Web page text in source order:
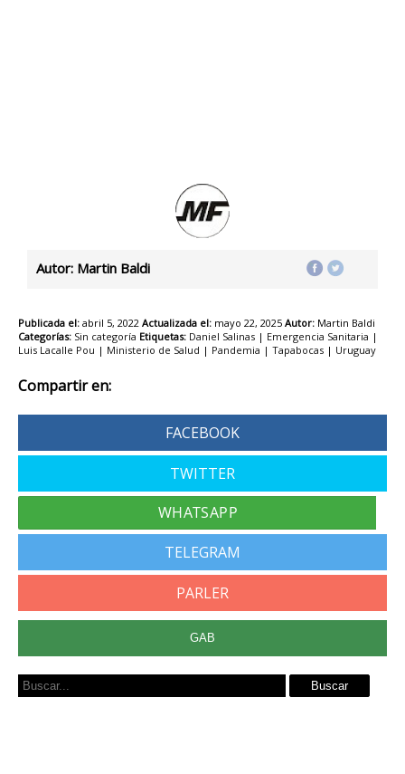
Autor: Martin Baldi
Publicada el: abril 5, 2022 Actualizada el: mayo 22, 2025 Autor: Martin Baldi
Categorías: Sin categoría Etiquetas: Daniel Salinas | Emergencia Sanitaria |
Luis Lacalle Pou | Ministerio de Salud | Pandemia | Tapabocas | Uruguay
Compartir en:
FACEBOOK
TWITTER
TELEGRAM
PARLER
GAB